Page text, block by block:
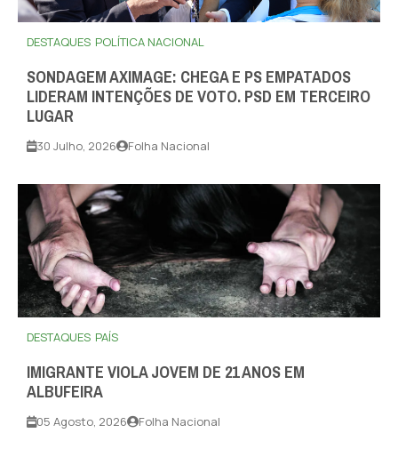
DESTAQUES POLÍTICA NACIONAL
SONDAGEM AXIMAGE: CHEGA E PS EMPATADOS
LIDERAM INTENÇÕES DE VOTO. PSD EM TERCEIRO
LUGAR
30 Julho, 2026 Folha Nacional
DESTAQUES PAÍS
IMIGRANTE VIOLA JOVEM DE 21 ANOS EM
ALBUFEIRA
05 Agosto, 2026 Folha Nacional